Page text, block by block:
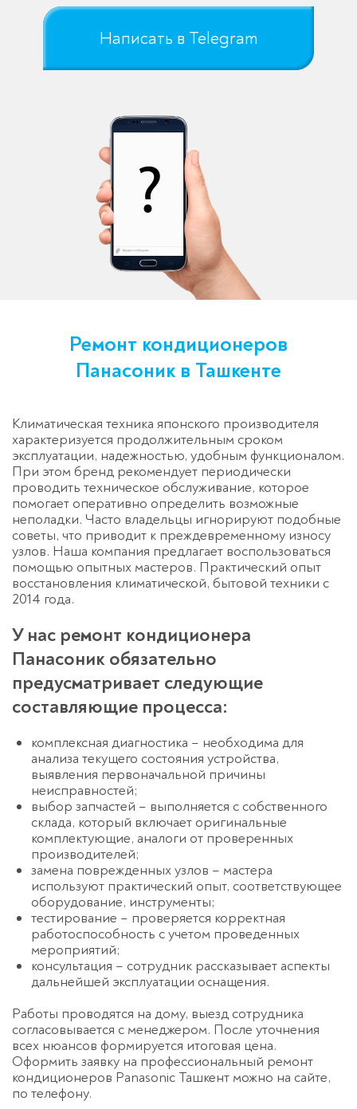
Написать в Telegram
Ремонт кондиционеров
Панасоник в Ташкенте
Климатическая техника японского производителя
характеризуется продолжительным сроком
эксплуатации, надежностью, удобным функционалом.
При этом бренд рекомендует периодически
проводить техническое обслуживание, которое
помогает оперативно определить возможные
неполадки. Часто владельцы игнорируют подобные
советы, что приводит к преждевременному износу
узлов. Наша компания предлагает воспользоваться
помощью опытных мастеров. Практический опыт
восстановления климатической, бытовой техники с
2014 года.
У нас ремонт кондиционера
Панасоник обязательно
предусматривает следующие
составляющие процесса:
комплексная диагностика – необходима для
анализа текущего состояния устройства,
выявления первоначальной причины
неисправностей;
выбор запчастей – выполняется с собственного
склада, который включает оригинальные
комплектующие, аналоги от проверенных
производителей;
замена поврежденных узлов – мастера
используют практический опыт, соответствующее
оборудование, инструменты;
тестирование – проверяется корректная
работоспособность с учетом проведенных
мероприятий;
консультация – сотрудник рассказывает аспекты
дальнейшей эксплуатации оснащения.
Работы проводятся на дому, выезд сотрудника
согласовывается с менеджером. После уточнения
всех нюансов формируется итоговая цена.
Оформить заявку на профессиональный ремонт
кондиционеров Panasonic Ташкент можно на сайте,
по телефону.